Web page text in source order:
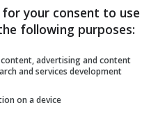
al seguente
compilare sarà
Benedetto”
your consent to use
following purposes:
advertising and content
and services development
on a device